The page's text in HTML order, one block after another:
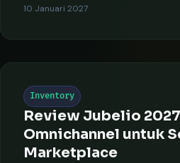
10 Januari 2027
Inventory
Review Jubelio
Omnichannel untuk
Marketplace